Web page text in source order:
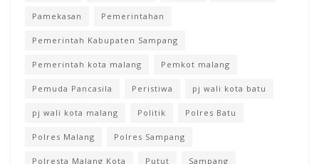
Pamekasan Pemerintahan
Pemerintah Kabupaten Sampang
Pemerintah kota malang Pemkot malang
Pemuda Pancasila Peristiwa pj wali kota batu
pj wali kota malang Politik Polres Batu
Polres Malang Polres Sampang
Polresta Malang Kota Putut Sampang